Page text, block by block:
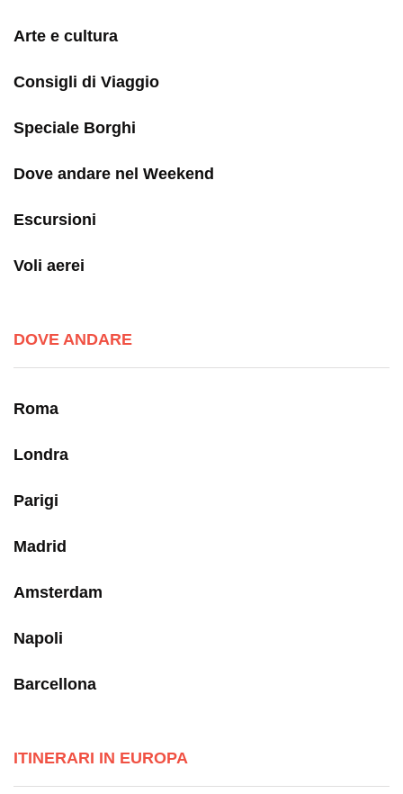
Arte e cultura
Consigli di Viaggio
Speciale Borghi
Dove andare nel Weekend
Escursioni
Voli aerei
DOVE ANDARE
Roma
Londra
Parigi
Madrid
Amsterdam
Napoli
Barcellona
ITINERARI IN EUROPA